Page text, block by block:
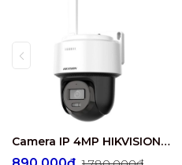
Camera IP 4MP HIKVISION DS-2DE2C400MWG/W